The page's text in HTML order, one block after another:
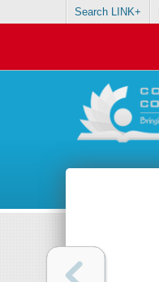
Search LINK+